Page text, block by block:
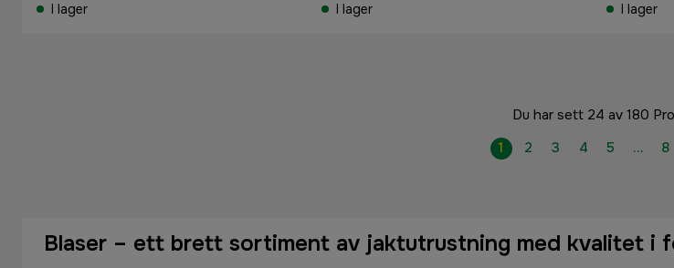
I lager I lager I lager
Du har sett 24 av 180
1
2 3 4 5 … 8
Blaser – ett brett sortiment av jaktutrustning med kvalitet i